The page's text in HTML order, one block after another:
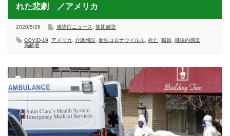
れた悲劇 ／アメリカ
2020/5/26 感染症ニュース 集団感染
COVID-19 アメリカ 介護施設 新型コロナウイルス 死亡 職員 職場内感染
高齢者